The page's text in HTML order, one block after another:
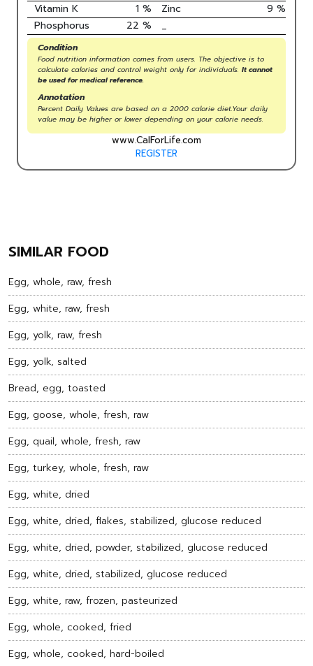
Vitamin K
1 % Zinc 9 %
Phosphorus
22 % _
Condition
Food nutrition information comes from users. The objective is to
calculate calories and control weight only for individuals. It cannot
be used for medical reference.
Annotation
Percent Daily Values are based on a 2000 calorie diet.Your daily
value may be higher or lower depending on your calorie needs.
www.CalForLife.com
REGISTER
SIMILAR FOOD
Egg, whole, raw, fresh
Egg, white, raw, fresh
Egg, yolk, raw, fresh
Egg, yolk, salted
Bread, egg, toasted
Egg, goose, whole, fresh, raw
Egg, quail, whole, fresh, raw
Egg, turkey, whole, fresh, raw
Egg, white, dried
Egg, white, dried, flakes, stabilized, glucose reduced
Egg, white, dried, powder, stabilized, glucose reduced
Egg, white, dried, stabilized, glucose reduced
Egg, white, raw, frozen, pasteurized
Egg, whole, cooked, fried
Egg, whole, cooked, hard-boiled